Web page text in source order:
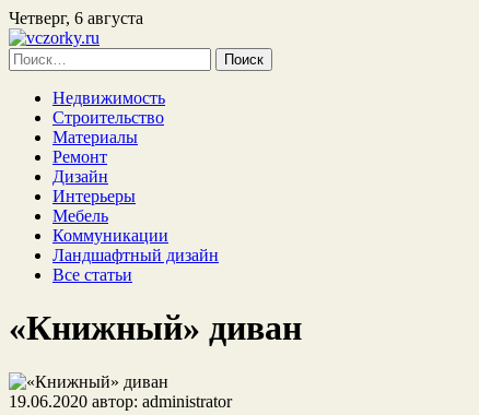
Четверг, 6 августа
Найти:
Недвижимость
Строительство
Материалы
Ремонт
Дизайн
Интерьеры
Мебель
Коммуникации
Ландшафтный дизайн
Все статьи
«Книжный» диван
19.06.2020 автор: administrator